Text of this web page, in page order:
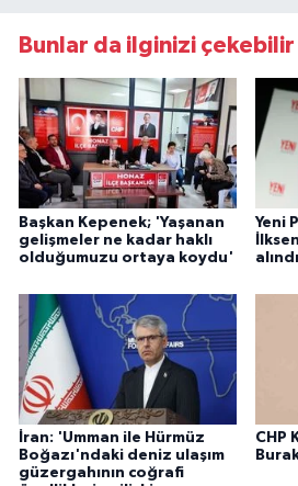
Bunlar da ilginizi çekebilir
Başkan Kepenek; 'Yaşanan
gelişmeler ne kadar haklı
olduğumuzu ortaya koydu'
Yeni
alındı
İran: 'Umman ile Hürmüz
Boğazı'ndaki deniz ulaşım
güzergahının coğrafi
CHP